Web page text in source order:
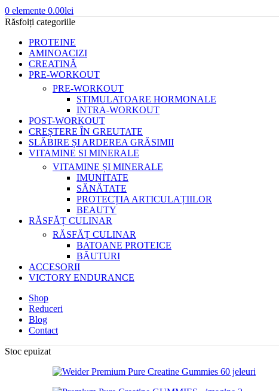
0 elemente 0.00lei
Răsfoiți categoriile
PROTEINE
AMINOACIZI
CREATINĂ
PRE-WORKOUT
PRE-WORKOUT
STIMULATOARE HORMONALE
INTRA-WORKOUT
POST-WORKOUT
CREȘTERE ÎN GREUTATE
SLĂBIRE ȘI ARDEREA GRĂSIMII
VITAMINE SI MINERALE
VITAMINE ȘI MINERALE
IMUNITATE
SĂNĂTATE
PROTECȚIA ARTICULAȚIILOR
BEAUTY
RĂSFĂȚ CULINAR
RĂSFĂȚ CULINAR
BATOANE PROTEICE
BĂUTURI
ACCESORII
VICTORY ENDURANCE
Shop
Reduceri
Blog
Contact
Stoc epuizat